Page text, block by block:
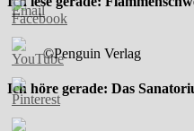
©Penguin Verlag
Ich höre gerade: Das